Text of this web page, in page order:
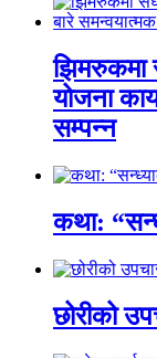
झिमरुकमा
योजना
सम्पन्न
कथा:
छोरीको